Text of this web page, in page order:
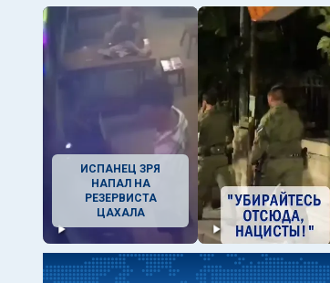
ИСПАНЕЦ ЗРЯ
НАПАЛ НА
РЕЗЕРВИСТА
ЦАХАЛА